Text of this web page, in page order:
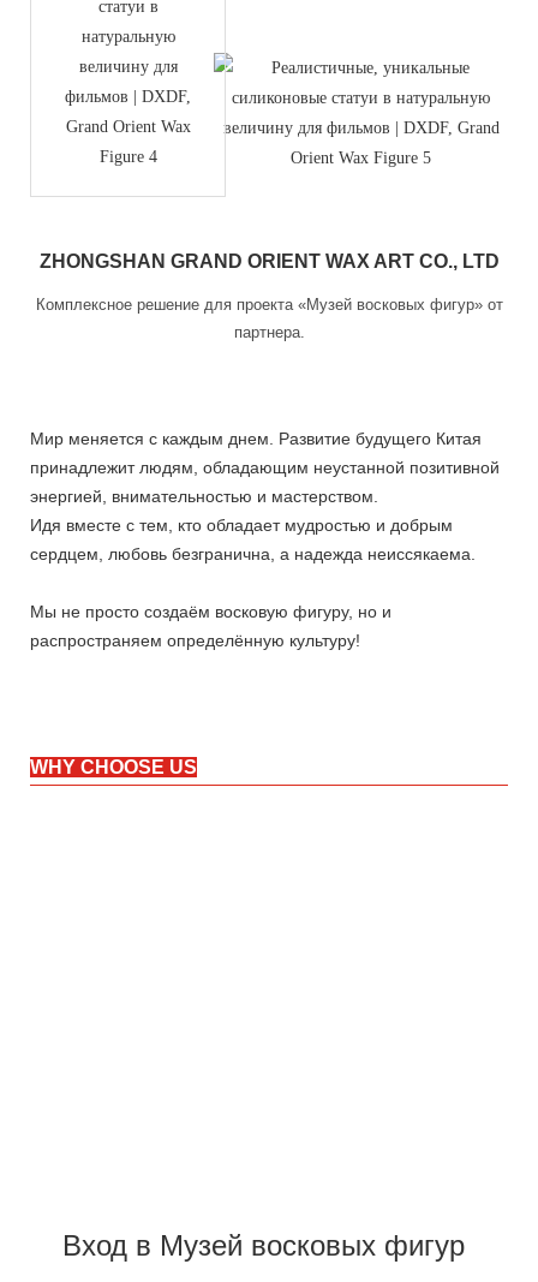
ZHONGSHAN GRAND ORIENT WAX ART CO., LTD
Комплексное решение для проекта «Музей восковых фигур» от
партнера.
Мир меняется с каждым днем. Развитие будущего Китая
принадлежит людям, обладающим неустанной позитивной
энергией, внимательностью и мастерством.
Идя вместе с тем, кто обладает мудростью и добрым
сердцем, любовь безгранична, а надежда неиссякаема.
Мы не просто создаём восковую фигуру, но и
распространяем определённую культуру!
WHY CHOOSE US
Вход в Музей восковых фигур